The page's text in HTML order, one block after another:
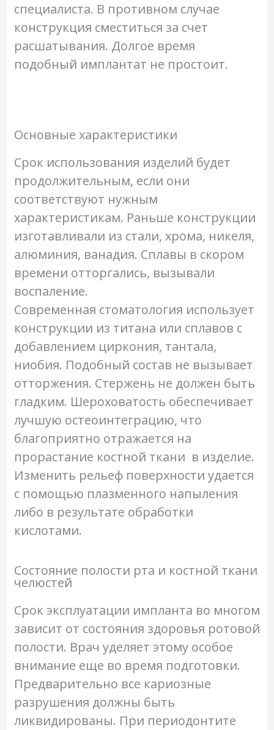
специалиста. В противном случае
конструкция сместиться за счет
расшатывания. Долгое время
подобный имплантат не простоит.
Основные характеристики
Срок использования изделий будет
продолжительным, если они
соответствуют нужным
характеристикам. Раньше конструкции
изготавливали из стали, хрома, никеля,
алюминия, ванадия. Сплавы в скором
времени отторгались, вызывали
воспаление.
Современная стоматология использует
конструкции из титана или сплавов с
добавлением циркония, тантала,
ниобия. Подобный состав не вызывает
отторжения. Стержень не должен быть
гладким. Шероховатость обеспечивает
лучшую остеоинтеграцию, что
благоприятно отражается на
прорастание костной ткани в изделие.
Изменить рельеф поверхности удается
с помощью плазменного напыления
либо в результате обработки
кислотами.
Состояние полости рта и костной ткани
челюстей
Срок эксплуатации импланта во многом
зависит от состояния здоровья ротовой
полости. Врач уделяет этому особое
внимание еще во время подготовки.
Предварительно все кариозные
разрушения должны быть
ликвидированы. При периодонтите